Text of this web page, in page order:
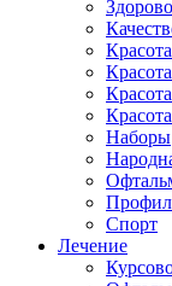
Наборы
Спорт
Лечение